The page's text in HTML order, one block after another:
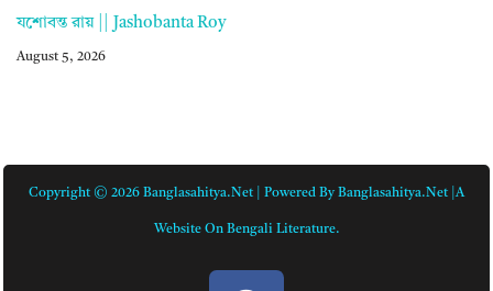
যশোবন্ত রায় || Jashobanta Roy
August 5, 2026
Copyright © 2026 Banglasahitya.net | Powered By Banglasahitya.net |A
Website On Bengali Literature.